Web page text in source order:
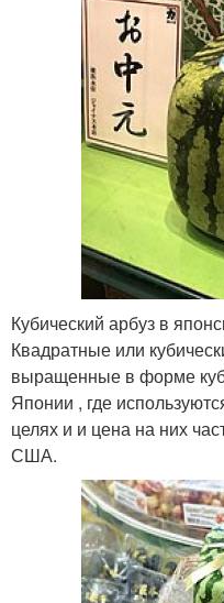
Кубический арбуз в
Квадратные или
выращенные в форме
Японии , где
целях и и цена на них
США.